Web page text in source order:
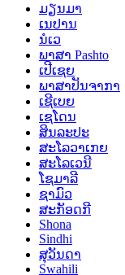
ມຽນມາ
ເນປານ
ນໍເວ
ພາສາ Pashto
ເປີເຊຍ
ພາສາປັນຈາກາ
ເຊີເບຍ
ເຊໂດນ
ສິນລະປະ
ສະໂລວາເກຍ
ສະໂລເວນີ
ໂຊມາລີ
ຊາມົວ
ສະກັອດກີ
Shona
Sindhi
ສຸວັນດາ
Swahili